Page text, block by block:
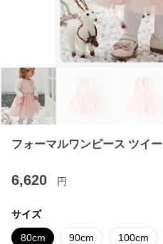
フォーマルワンピース ツイ
6,620 円
サイズ
80cm 90cm 100cm